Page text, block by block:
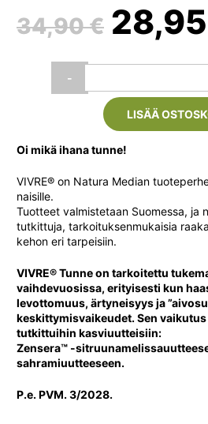
34,90€
hinta
oli:
34,90
28,95
-
Vivre
Tunne,
kaps.
LISÄÄ
Oi mikä ihana tunne!
VIVRE® on Natura Median
naisille.
Tuotteet valmistetaan Suomessa, ja
tutkittuja, tarkoituksenmukaisia
kehon eri tarpeisiin.
VIVRE® Tunne on tarkoitettu
vaihdevuosissa, erityisesti kun
levottomuus, ärtyneisyys ja
keskittymisvaikeudet. Sen
tutkittuihin kasviuutteisiin:
Zensera™ -
sahramiuutteeseen.
P.e. PVM. 3/2028.